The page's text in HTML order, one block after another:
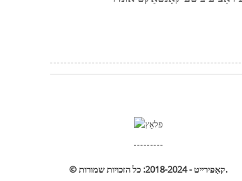
© קאַפּירייט - 2018-2024: כל הזכויות שמורות.